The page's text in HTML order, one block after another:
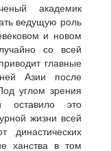
академик
ведущую роль
и новом
со всей
главные
Азии после
углом зрения
оставило это
жизни всей
династических
ханства в том